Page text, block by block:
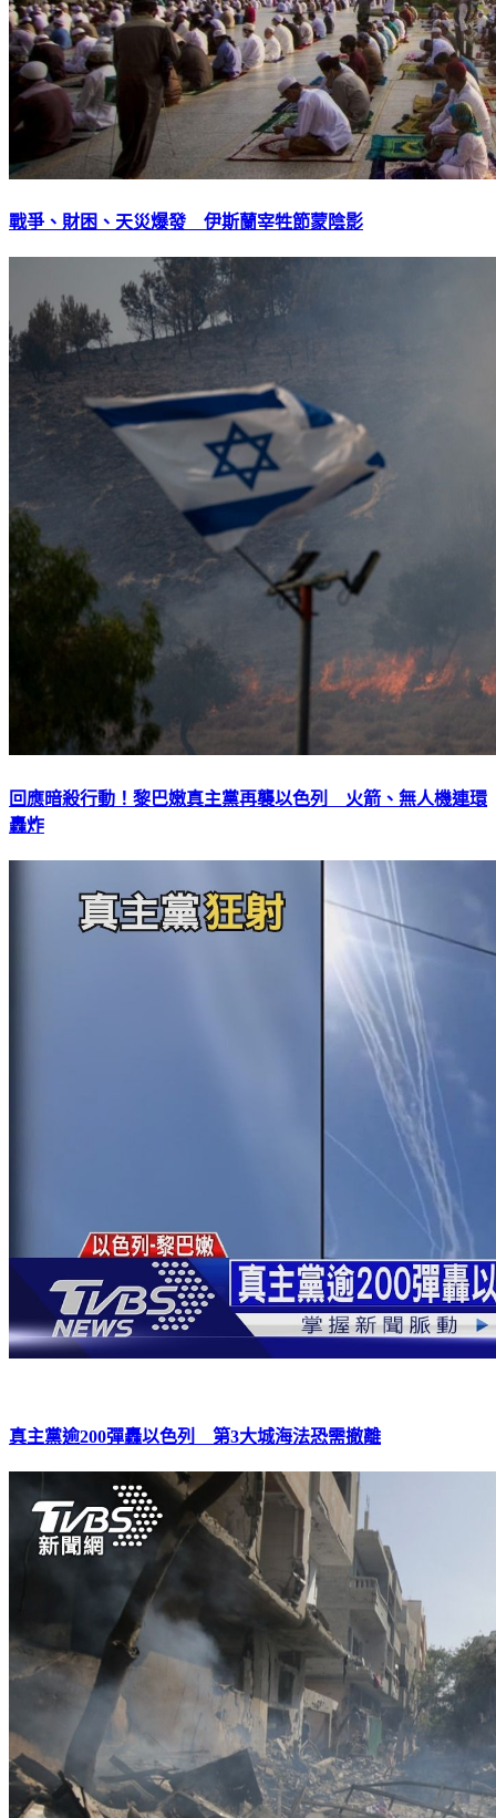
戰爭、財困、天災爆發 伊斯蘭宰牲節蒙陰影
回應暗殺行動！黎巴嫩真主黨再襲以色列 火箭、無人機連環
轟炸
真主黨逾200彈轟以色列 第3大城海法恐需撤離